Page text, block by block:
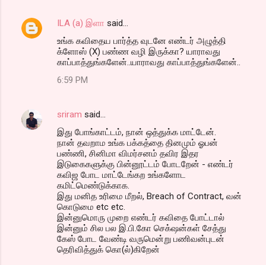
ILA (a) இளா said…
உங்க கவிதைய பார்த்த வுடனே எண்டர் அழுத்தி
க்ளோஸ் (X) பண்ண வழி இருக்கா? யாராவது
காப்பாத்துங்களேன்..யாராவது காப்பாத்துங்களேன்..
6:59 PM
sriram said…
இது போங்காட்டம், நான் ஒத்துக்க மாட்டேன்.
நான் தவறாம உங்க பக்கத்தை தினமும் ஓபன்
பண்ணி, சினிமா விமர்சனம் தவிர இதர
இடுகைகளுக்கு பின்னூட்டம் போடறேன் - எண்டர்
கவிஜ போட மாட்டேங்கற உங்களோட
கமிட்மெண்டுக்காக.
இது மனித உரிமை மீறல், Breach of Contract, வன்
கொடுமை etc etc.
இன்னுமொரு முறை எண்டர் கவிதை போட்டால்
இன்னும் சில பல இ.பி.கோ செக்‌ஷன்கள் சேத்து
கேஸ் போட வேண்டி வருமென்று பணிவன்புடன்
தெரிவித்துக் கொ(ல்)கிறேன்